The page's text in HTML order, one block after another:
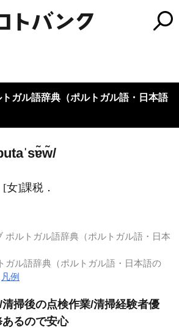
ガル語辞典（ポルトガル語・日本語
[女]課税．
ポルトガル語辞典（ポルトガル語・日本
ガル語辞典（ポルトガル語・日本語の
凡例
掃後の点検作業/清掃経験者優
るので安心